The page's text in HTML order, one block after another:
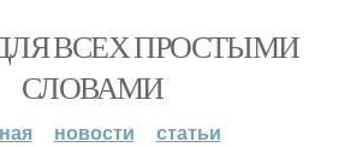
ВСЕХ ПРОСТЫМИ
СЛОВАМИ
новости статьи